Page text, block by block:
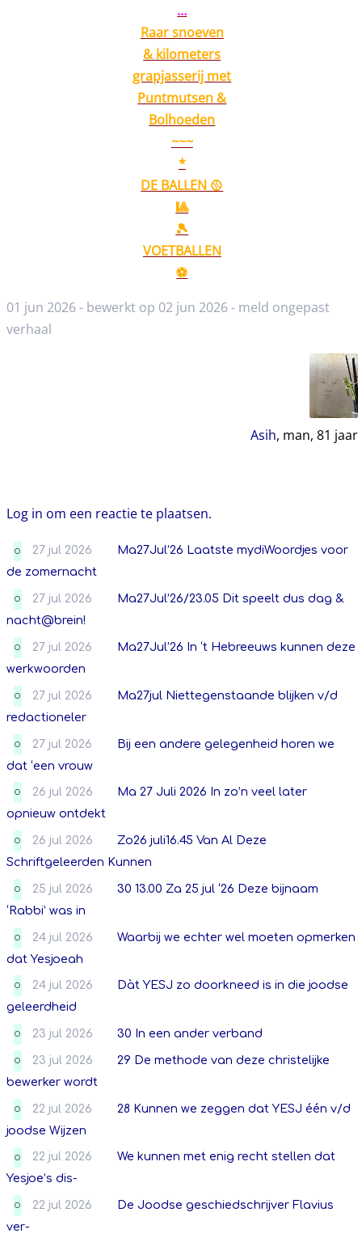
…
Raar snoeven
& kilometers
grapjasserij met
Puntmutsen &
Bolhoeden
~~~
*
DE BALLEN 🥎
🎱
🎾
VOETBALLEN
⚽️
01 jun 2026 - bewerkt op 02 jun 2026 - meld ongepast
verhaal
Asih, man, 81 jaar
Log in om een reactie te plaatsen.
O 27 jul 2026
Ma27Jul’26 Laatste mydiWoordjes voor
de zomernacht
O 27 jul 2026
Ma27Jul’26/23.05 Dit speelt dus dag &
nacht@brein!
O 27 jul 2026
Ma27Jul’26 In ‘t Hebreeuws kunnen deze
werkwoorden
O 27 jul 2026
Ma27jul Niettegenstaande blijken v/d
redactioneler
O 27 jul 2026
Bij een andere gelegenheid horen we
dat ‘een vrouw
O 26 jul 2026
Ma 27 Juli 2026 In zo’n veel later
opnieuw ontdekt
O 26 jul 2026
Zo26 juli16.45 Van Al Deze
Schriftgeleerden Kunnen
O 25 jul 2026
30 13.00 Za 25 jul ‘26 Deze bijnaam
‘Rabbi’ was in
O 24 jul 2026
Waarbij we echter wel moeten opmerken
dat Yesjoeah
O 24 jul 2026
Dàt YESJ zo doorkneed is in die joodse
geleerdheid
O 23 jul 2026 30 In een ander verband
O 23 jul 2026
29 De methode van deze christelijke
bewerker wordt
O 22 jul 2026
28 Kunnen we zeggen dat YESJ één v/d
joodse Wijzen
O 22 jul 2026
We kunnen met enig recht stellen dat
Yesjoe’s dis-
O 22 jul 2026
De Joodse geschiedschrijver Flavius
ver-